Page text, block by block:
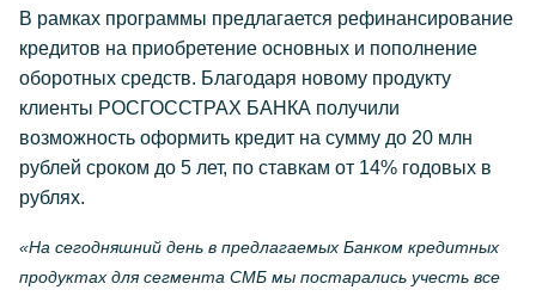
В рамках программы предлагается рефинансирование
кредитов на приобретение основных и пополнение
оборотных средств. Благодаря новому продукту
клиенты РОСГОССТРАХ БАНКА получили
возможность оформить кредит на сумму до 20 млн
рублей сроком до 5 лет, по ставкам от 14% годовых в
рублях.
«На сегодняшний день в предлагаемых Банком кредитных
продуктах для сегмента СМБ мы постарались учесть все